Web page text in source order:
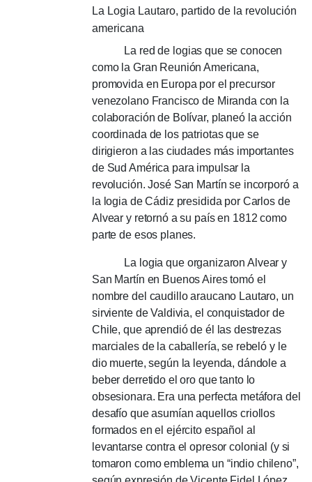
La Logia Lautaro, partido de la revolución
americana
La red de logias que se conocen
como la Gran Reunión Americana,
promovida en Europa por el precursor
venezolano Francisco de Miranda con la
colaboración de Bolívar, planeó la acción
coordinada de los patriotas que se
dirigieron a las ciudades más importantes
de Sud América para impulsar la
revolución. José San Martín se incorporó a
la logia de Cádiz presidida por Carlos de
Alvear y retornó a su país en 1812 como
parte de esos planes.
La logia que organizaron Alvear y
San Martín en Buenos Aires tomó el
nombre del caudillo araucano Lautaro, un
sirviente de Valdivia, el conquistador de
Chile, que aprendió de él las destrezas
marciales de la caballería, se rebeló y le
dio muerte, según la leyenda, dándole a
beber derretido el oro que tanto lo
obsesionara. Era una perfecta metáfora del
desafío que asumían aquellos criollos
formados en el ejército español al
levantarse contra el opresor colonial (y si
tomaron como emblema un “indio chileno”,